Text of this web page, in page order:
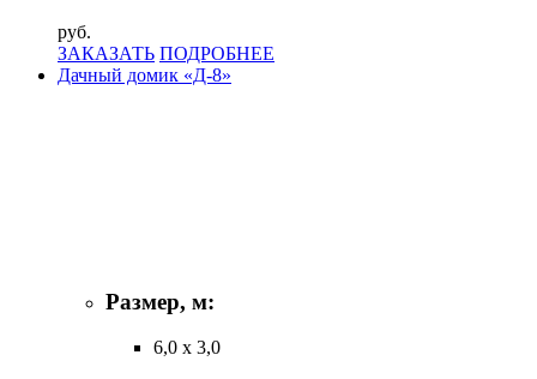
руб.
ЗАКАЗАТЬ ПОДРОБНЕЕ
Дачный домик «Д-8»
Размер, м:
6,0 х 3,0